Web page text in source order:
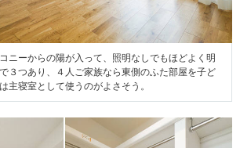
ニーからの陽が入って、照明なしでもほどよく明
３つあり、４人ご家族なら東側のふた部屋を子ど
主寝室として使うのがよさそう。